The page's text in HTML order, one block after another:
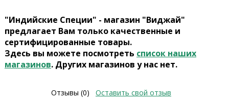
"Индийские Специи" - магазин "Виджай"
предлагает Вам только качественные и
сертифицированные товары.
Здесь вы можете посмотреть список наших
магазинов. Других магазинов у нас нет.
Отзывы (0) Оставить свой отзыв